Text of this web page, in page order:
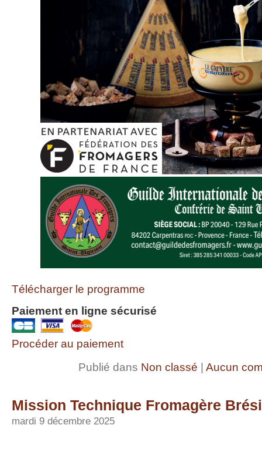
Télécharger le programme
Paiement en ligne sécurisé
Procéder au paiement
Publié dans Non classé Aucun
Mission Technique Fromagère
mardi 9 décembre 2025